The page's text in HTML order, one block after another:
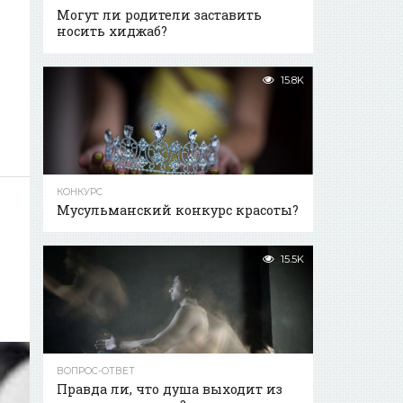
Могут ли родители заставить
носить хиджаб?
15.8K
КОНКУРС
Мусульманский конкурс красоты?
15.5K
ВОПРОС-ОТВЕТ
Правда ли, что душа выходит из